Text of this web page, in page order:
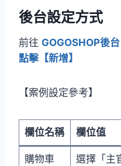
後台設定方式
前往 GOGOSHOP後
點擊【新增】
【案例設定參考】
欄位名稱 欄位值
購物車 選擇「主